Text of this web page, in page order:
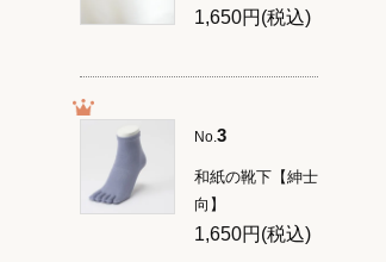
1,650円(税込)
No.3
和紙の靴下【紳士
向】
1,650円(税込)